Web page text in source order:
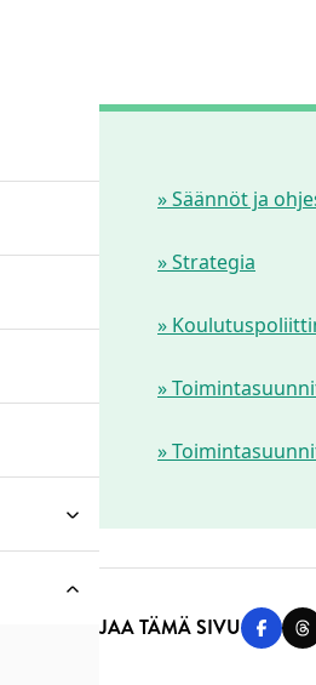
» Säännöt ja
» Strategia
»
»
»
JAA TÄMÄ SIVU Jaa
open submenu
close submenu